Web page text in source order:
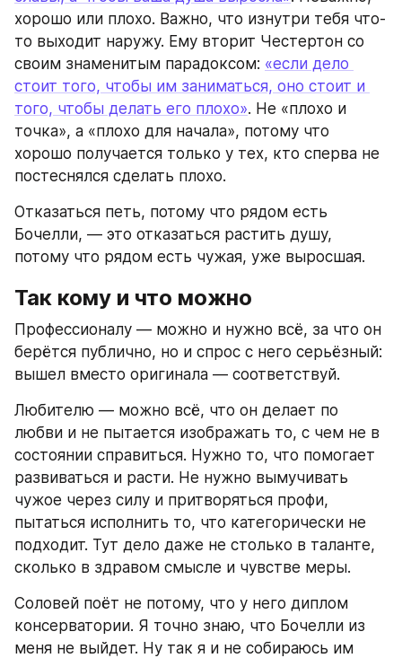
хорошо или плохо. Важно, что изнутри тебя что-
то выходит наружу. Ему вторит Честертон со
своим знаменитым парадоксом: «если дело
стоит того, чтобы им заниматься, оно стоит и
того, чтобы делать его плохо». Не «плохо и
точка», а «плохо для начала», потому что
хорошо получается только у тех, кто сперва не
постеснялся сделать плохо.
Отказаться петь, потому что рядом есть
Бочелли, — это отказаться растить душу,
потому что рядом есть чужая, уже выросшая.
Так кому и что можно
Профессионалу — можно и нужно всё, за что он
берётся публично, но и спрос с него серьёзный:
вышел вместо оригинала — соответствуй.
Любителю — можно всё, что он делает по
любви и не пытается изображать то, с чем не в
состоянии справиться. Нужно то, что помогает
развиваться и расти. Не нужно вымучивать
чужое через силу и притворяться профи,
пытаться исполнить то, что категорически не
подходит. Тут дело даже не столько в таланте,
сколько в здравом смысле и чувстве меры.
Соловей поёт не потому, что у него диплом
консерватории. Я точно знаю, что Бочелли из
меня не выйдет. Ну так я и не собираюсь им